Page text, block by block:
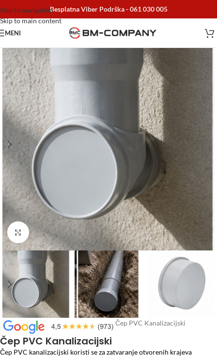
Skip to navigation
Skip to main content
Besplatna Viber Podrška -061 030 005
MENI
Click to enlarge
Početna/Vodomaterijal /PVC cijevi/ Čep PVC Kanalizacijski
Čep PVC Kanalizacijski
Čep PVC kanalizacijski koristi se za zatvaranje otvorenih krajeva